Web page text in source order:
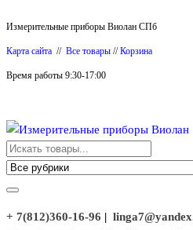
к
содержимому
Измерительные приборы Виолан СПб
Карта сайта // Все товары //Корзина
Время работы 9:30-17:00
Измерительные приборы Виолан
+ 7(812)360-16-96 |